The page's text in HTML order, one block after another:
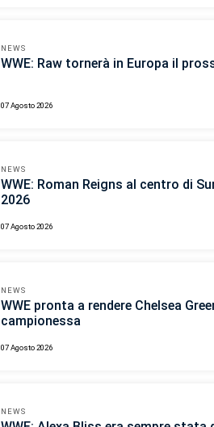
NEWS
WWE: Raw tornerà in Europa il
07 Agosto 2026
NEWS
WWE: Roman Reigns al centro di
2026
07 Agosto 2026
NEWS
WWE pronta a rendere Chelsea
campionessa
07 Agosto 2026
NEWS